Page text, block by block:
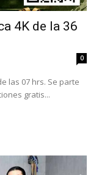
4K de la 36
0
hrs. Se parte
zona militar. Inscripciones gratis...